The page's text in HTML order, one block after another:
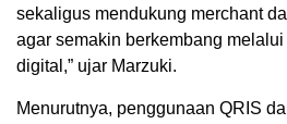
sekaligus mendukung merchant
agar semakin berkembang
digital,” ujar Marzuki.
Menurutnya, penggunaan QRIS